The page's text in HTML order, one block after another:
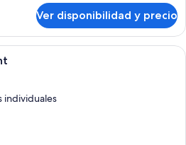
Ver disponibilidad y precio
Una habitación de hotel con cama,
individuales